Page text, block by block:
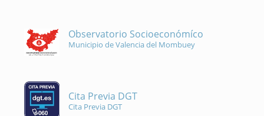
Observatorio Socioeconómíco
Municipio de Valencia del Mombuey
Cita Previa DGT
Cita Previa DGT